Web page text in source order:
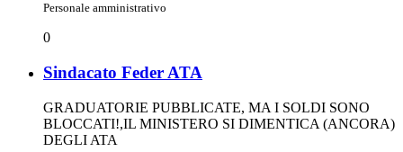
Personale amministrativo
0
Sindacato Feder ATA
GRADUATORIE PUBBLICATE, MA I SOLDI SONO
BLOCCATI!,IL MINISTERO SI DIMENTICA (ANCORA)
DEGLI ATA